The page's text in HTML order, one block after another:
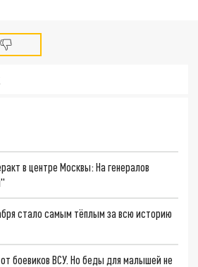
в центре Москвы: На генералов
стало самым тёплым за всю историю
боевиков ВСУ. Но беды для малышей не